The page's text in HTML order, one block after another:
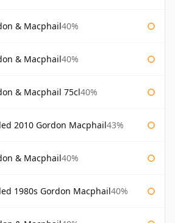
& Macphail40%
& Macphail40%
& Macphail 75cl40%
2010 Gordon Macphail43%
& Macphail40%
1980s Gordon Macphail40%